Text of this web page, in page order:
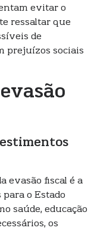
evitar o
ressaltar que
de
prejuízos sociais
evasão fiscal é a
o Estado
saúde, educação
os